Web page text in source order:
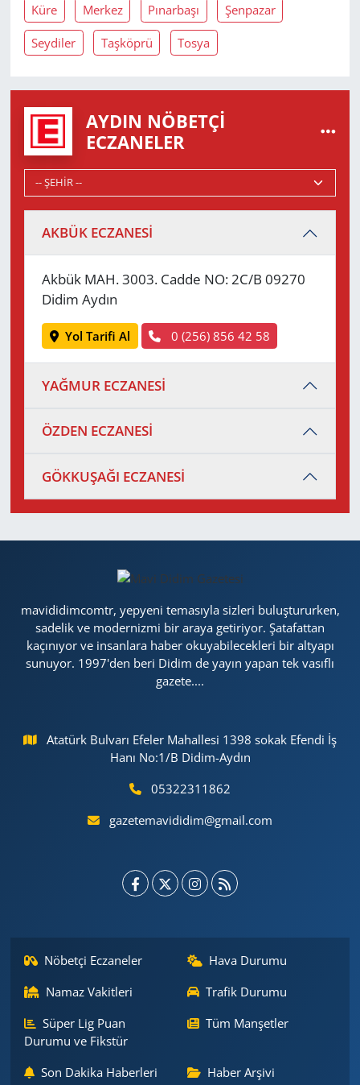
Küre Merkez Pınarbaşı Şenpazar
Seydiler Taşköprü Tosya
AYDIN NÖBETÇI
ECZANELER
AKBÜK ECZANESİ
Akbük MAH. 3003. Cadde NO: 2C/B 09270
Didim Aydın
Yol Tarifi Al 0 (256) 856 42 58
YAĞMUR ECZANESİ
ÖZDEN ECZANESİ
GÖKKUŞAĞI ECZANESİ
mavididimcomtr, yepyeni temasıyla sizleri buluştururken,
sadelik ve modernizmi bir araya getiriyor. Şatafattan
kaçınıyor ve insanlara haber okuyabilecekleri bir altyapı
sunuyor. 1997'den beri Didim de yayın yapan tek vasıflı
gazete....
Atatürk Bulvarı Efeler Mahallesi 1398 sokak Efendi İş
Hanı No:1/B Didim-Aydın
05322311862
gazetemavididim@gmail.com
Nöbetçi Eczaneler
Hava Durumu
Namaz Vakitleri
Trafik Durumu
Süper Lig Puan
Durumu ve Fikstür
Tüm Manşetler
Son Dakika Haberleri Haber Arşivi